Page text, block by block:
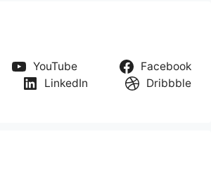
YouTube
Facebook
LinkedIn Dribbble